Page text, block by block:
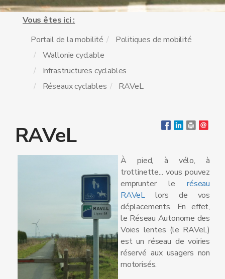
Vous êtes ici :
Portail de la mobilité
Politiques de mobilité
Wallonie cyclable
Infrastructures cyclables
Réseaux cyclables
RAVeL
RAVeL
À pied, à vélo, à
trottinette... vous pouvez
emprunter leréseau
RAVeL lors de vos
déplacements. En effet,
le Réseau Autonome des
Voies lentes (le RAVeL)
est un réseau de voiries
réservé aux usagers non
motorisés.